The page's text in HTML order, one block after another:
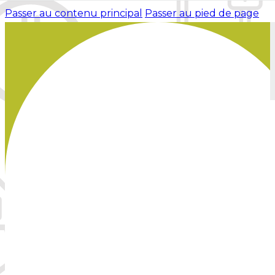
Passer au contenu principal Passer au pied de page